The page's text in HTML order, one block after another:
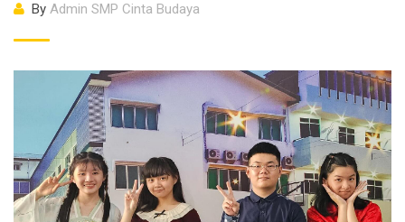
By Admin SMP Cinta Budaya